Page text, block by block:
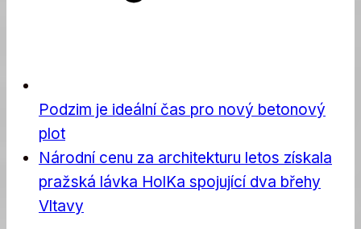
Podzim je ideální čas pro nový betonový
plot
Národní cenu za architekturu letos získala
pražská lávka HolKa spojující dva břehy
Vltavy